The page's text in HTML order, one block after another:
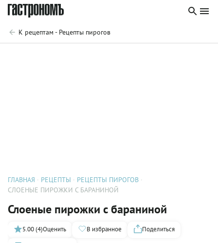
К рецептам - Рецепты пирогов
ГЛАВНАЯ РЕЦЕПТЫ
РЕЦЕПТЫ ПИРОГОВ
СЛОЕНЫЕ ПИРОЖКИ С БАРАНИНОЙ
Слоеные пирожки с бараниной
5.00 (4)Оценить В избранное
Поделиться